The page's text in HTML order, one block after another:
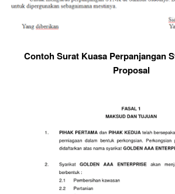
Contoh Surat Kuasa Perpanjangan
Proposal